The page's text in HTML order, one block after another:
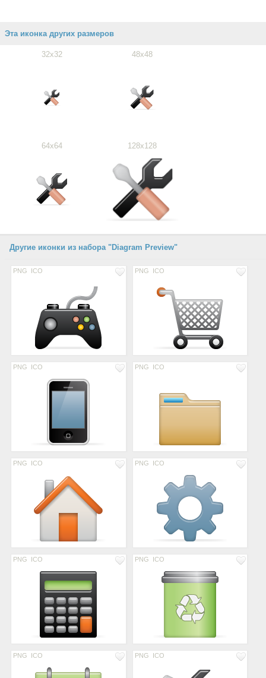
Эта иконка других размеров
32x32 48x48
64x64 128x128
Другие иконки из набора "Diagram Preview"
PNG ICO PNG ICO
PNG ICO PNG ICO
PNG ICO PNG ICO
PNG ICO PNG ICO
PNG ICO PNG ICO